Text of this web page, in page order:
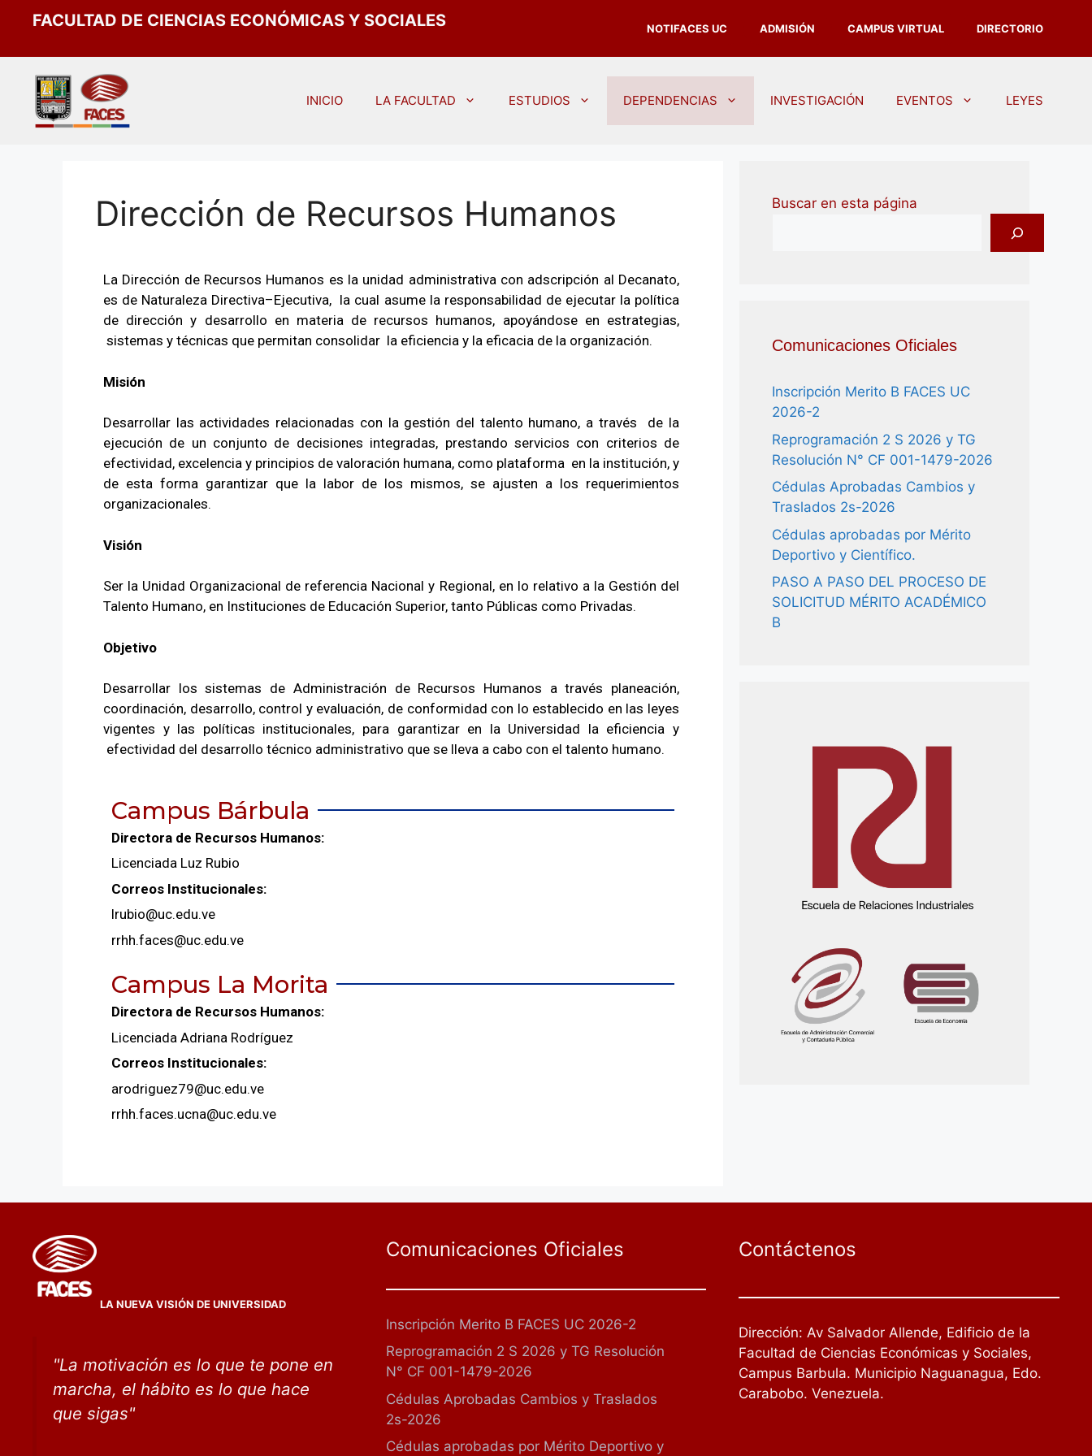
FACULTAD DE CIENCIAS ECONÓMICAS Y SOCIALES NOTIFACES UC ADMISIÓN CAMPUS VIRTUAL DIRECTORIO
INICIO LA FACULTAD ESTUDIOS DEPENDENCIAS INVESTIGACIÓN EVENTOS LEYES
Dirección de Recursos Humanos
La Dirección de Recursos Humanos es la unidad administrativa con adscripción al Decanato,
es de Naturaleza Directiva–Ejecutiva, la cual asume la responsabilidad de ejecutar la política
de dirección y desarrollo en materia de recursos humanos, apoyándose en estrategias,
sistemas y técnicas que permitan consolidar la eficiencia y la eficacia de la organización.
Misión
Desarrollar las actividades relacionadas con la gestión del talento humano, a través de la
ejecución de un conjunto de decisiones integradas, prestando servicios con criterios de
efectividad, excelencia y principios de valoración humana, como plataforma en la institución, y
de esta forma garantizar que la labor de los mismos, se ajusten a los requerimientos
organizacionales.
Visión
Ser la Unidad Organizacional de referencia Nacional y Regional, en lo relativo a la Gestión del
Talento Humano, en Instituciones de Educación Superior, tanto Públicas como Privadas.
Objetivo
Desarrollar los sistemas de Administración de Recursos Humanos a través planeación,
coordinación, desarrollo, control y evaluación, de conformidad con lo establecido en las leyes
vigentes y las políticas institucionales, para garantizar en la Universidad la eficiencia y
efectividad del desarrollo técnico administrativo que se lleva a cabo con el talento humano.
Campus Bárbula
Directora de Recursos Humanos:
Licenciada Luz Rubio
Correos Institucionales:
lrubio@uc.edu.ve
rrhh.faces@uc.edu.ve
Campus La Morita
Directora de Recursos Humanos:
Licenciada Adriana Rodríguez
Correos Institucionales:
arodriguez79@uc.edu.ve
rrhh.faces.ucna@uc.edu.ve
Buscar en esta página
Comunicaciones Oficiales
Inscripción Merito B FACES UC
2026-2
Reprogramación 2 S 2026 y TG
Resolución N° CF 001-1479-2026
Cédulas Aprobadas Cambios y
Traslados 2s-2026
Cédulas aprobadas por Mérito
Deportivo y Científico.
PASO A PASO DEL PROCESO DE
SOLICITUD MÉRITO ACADÉMICO
B
LA NUEVA VISIÓN DE UNIVERSIDAD
"La motivación es lo que te pone en
marcha, el hábito es lo que hace
que sigas"
Comunicaciones Oficiales
Inscripción Merito B FACES UC 2026-2
Reprogramación 2 S 2026 y TG Resolución
N° CF 001-1479-2026
Cédulas Aprobadas Cambios y Traslados
2s-2026
Cédulas aprobadas por Mérito Deportivo y
Contáctenos
Dirección: Av Salvador Allende, Edificio de la
Facultad de Ciencias Económicas y Sociales,
Campus Barbula. Municipio Naguanagua, Edo.
Carabobo. Venezuela.